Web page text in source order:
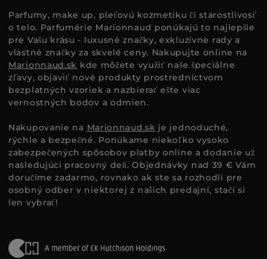
Parfumy, make up, pleťovú kozmetiku či starostlivosť
o telo. Parfumérie Marionnaud ponúkajú to najlepšie
pre Vašu krásu - luxusné značky, exkluzívne rady a
vlastné značky za skvelé ceny. Nakupujte online na
Marionnaud.sk kde môžete využiť naše špeciálne
zľavy, objaviť nové produkty prostredníctvom
bezplatných vzoriek a nazbierať ešte viac
vernostných bodov a odmien.
Nakupovanie na Marionnaud.sk je jednoduché,
rýchle a bezpečné. Ponúkame niekoľko vysoko
zabezpečených spôsobov platby online a dodanie už
nasledujúci pracovný deň. Objednávky nad 39 € Vám
doručíme zadarmo, rovnako ak ste sa rozhodli pre
osobný odber v niektorej z našich predajní, stačí si
len vybrať!